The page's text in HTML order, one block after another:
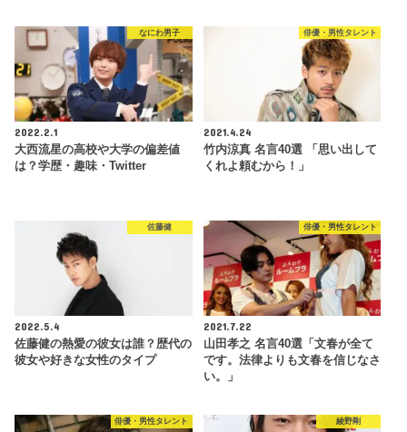
なにわ男子
2022.2.1
大西流星の高校や大学の偏差値
は？学歴・趣味・Twitter
俳優・男性タレント
2021.4.24
竹内涼真 名言40選 「思い出して
くれよ頼むから！」
佐藤健
2022.5.4
佐藤健の熱愛の彼女は誰？歴代の
彼女や好きな女性のタイプ
俳優・男性タレント
2021.7.22
山田孝之 名言40選「文春が全て
です。法律よりも文春を信じなさ
い。」
俳優・男性タレント 綾野剛